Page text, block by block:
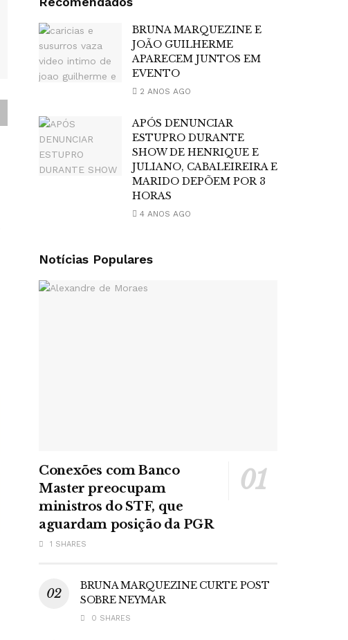
BRUNA MARQUEZINE E
JOÃO GUILHERME
APARECEM JUNTOS EM
EVENTO
2 ANOS AGO
APÓS DENUNCIAR
ESTUPRO DURANTE
SHOW DE HENRIQUE E
JULIANO, CABALEIREIRA E
MARIDO DEPÕEM POR 3
HORAS
4 ANOS AGO
Notícias Populares
Conexões com Banco
Master preocupam
ministros do STF, que
aguardam posição da PGR
1 SHARES
BRUNA MARQUEZINE CURTE POST
SOBRE NEYMAR
0 SHARES